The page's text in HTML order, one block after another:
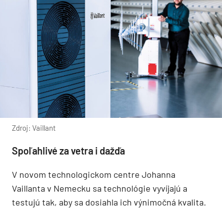
Zdroj: Vaillant
Spoľahlivé za vetra i dažďa
V novom technologickom centre Johanna
Vaillanta v Nemecku sa technológie vyvíjajú a
testujú tak, aby sa dosiahla ich výnimočná kvalita.